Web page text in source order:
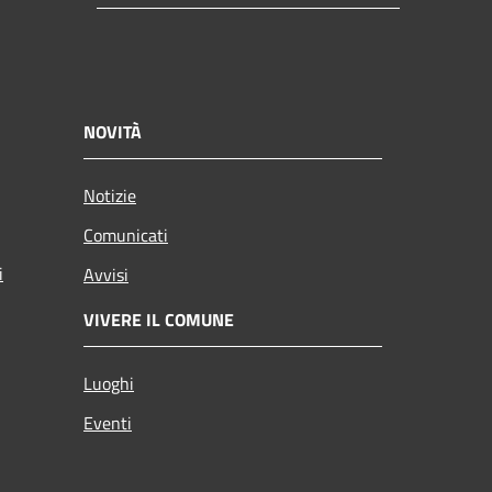
NOVITÀ
Notizie
Comunicati
Avvisi
VIVERE IL COMUNE
Luoghi
Eventi